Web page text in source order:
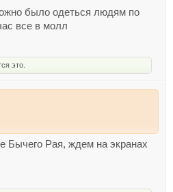
было одеться людям по
все в молл
это.
Бычего Рая, ждем на экранах